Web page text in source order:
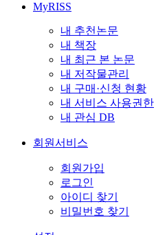
MyRISS
내 추천논문
내 책장
내 최근 본 논문
내 저작물관리
내 구매·신청 현황
내 서비스 사용권한
내 관심 DB
회원서비스
회원가입
로그인
아이디 찾기
비밀번호 찾기